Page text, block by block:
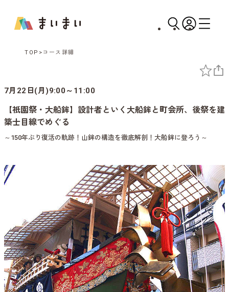
TOP コース詳細
7月22日(月)9:00～11:00
【祇園祭・大船鉾】設計者といく大船鉾と町会所、後祭を建
築士目線でめぐる
～150年ぶり復活の軌跡！山鉾の構造を徹底解剖！大船鉾に登ろう～